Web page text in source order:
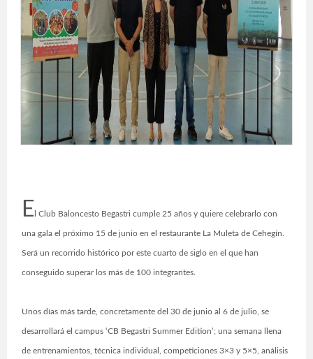
E l Club Baloncesto Begastri cumple 25 años y quiere celebrarlo con
una gala el próximo 15 de junio en el restaurante La Muleta de Cehegín.
Será un recorrido histórico por este cuarto de siglo en el que han
conseguido superar los más de 100 integrantes.
Unos días más tarde, concretamente del 30 de junio al 6 de julio, se
desarrollará el campus ‘CB Begastri Summer Edition’; una semana llena
de entrenamientos, técnica individual, competiciones 3×3 y 5×5, análisis